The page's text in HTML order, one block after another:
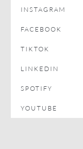
INSTAGRAM
FACEBOOK
TIKTOK
LINKEDIN
SPOTIFY
YOUTUBE